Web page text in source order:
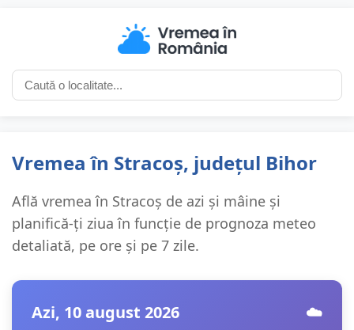
Vremea în Stracoș, județul Bihor
Află vremea în Stracoș de azi și mâine și
planifică-ți ziua în funcție de prognoza meteo
detaliată, pe ore și pe 7 zile.
Azi, 10 august 2026 ☁️